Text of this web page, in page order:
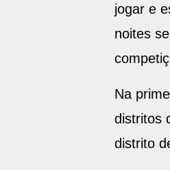
jogar e
noites
Na
distritos
distrito